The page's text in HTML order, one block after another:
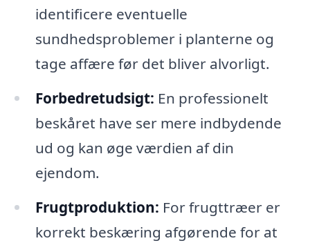
identificere eventuelle
sundhedsproblemer i planterne og
tage affære før det bliver alvorligt.
Forbedretudsigt: En professionelt
beskåret have ser mere indbydende
ud og kan øge værdien af din
ejendom.
Frugtproduktion: For frugttræer er
korrekt beskæring afgørende for at